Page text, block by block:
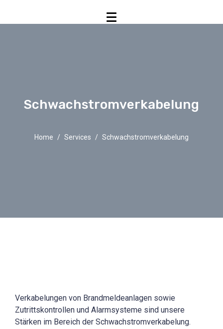
Schwachstromverkabelung
Home Services Schwachstromverkabelung
Verkabelungen von Brandmeldeanlagen sowie
Zutrittskontrollen und Alarmsysteme sind unsere
Stärken im Bereich der Schwachstromverkabelung.